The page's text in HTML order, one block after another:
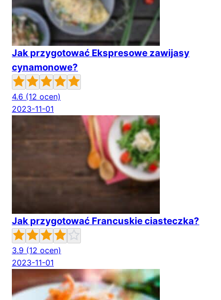
Jak przygotować Ekspresowe zawijasy
cynamonowe?
4.6 (12 ocen)
2023-11-01
Jak przygotować Francuskie ciasteczka?
3.9 (12 ocen)
2023-11-01